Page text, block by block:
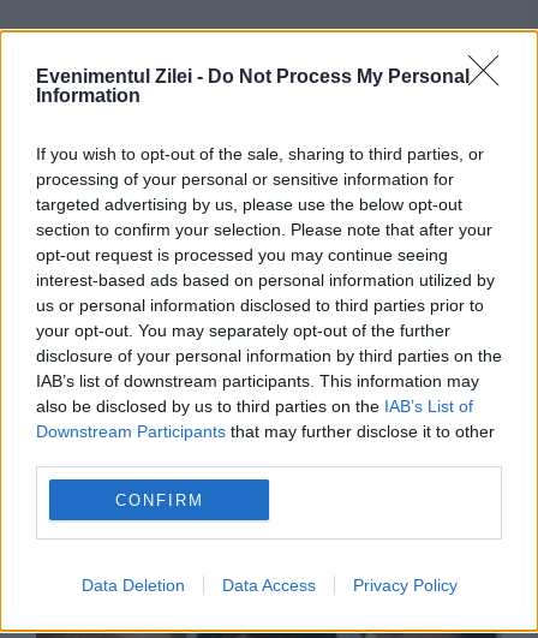
Evenimentul Zilei - Do Not Process My Personal
Information
If you wish to opt-out of the sale, sharing to third parties, or
processing of your personal or sensitive information for
targeted advertising by us, please use the below opt-out
section to confirm your selection. Please note that after your
opt-out request is processed you may continue seeing
interest-based ads based on personal information utilized by
us or personal information disclosed to third parties prior to
your opt-out. You may separately opt-out of the further
disclosure of your personal information by third parties on the
IAB’s list of downstream participants. This information may
also be disclosed by us to third parties on the IAB’s List of
Downstream Participants that may further disclose it to other
CONFIRM
Data Deletion Data Access Privacy Policy
INTERNATIONAL
TASS susține că rușii au deconspirat 400 de
spioni NATO și ofițeri ucraineni